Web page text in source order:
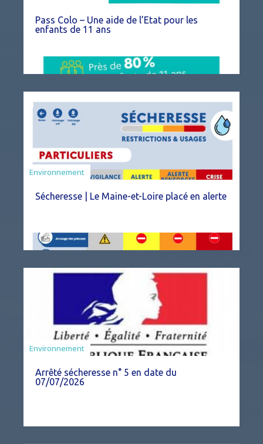
Pass Colo – Une aide de l’Etat pour les
enfants de 11 ans
Environnement
Sécheresse | Le Maine-et-Loire placé en alerte
Agriculture
Environnement
Arrêté sécheresse n° 5 en date du
07/07/2026